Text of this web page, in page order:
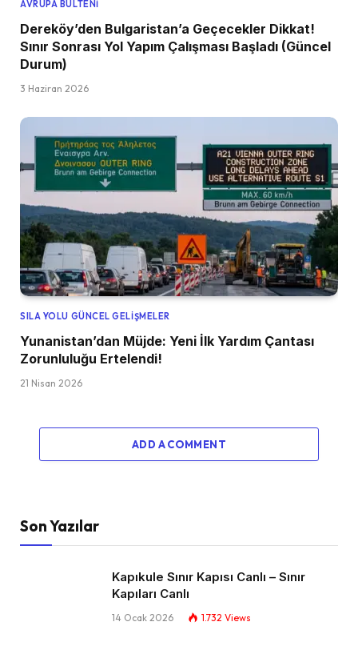
AVRUPA BÜLTENI
Dereköy’den Bulgaristan’a Geçecekler Dikkat!
Sınır Sonrası Yol Yapım Çalışması Başladı (Güncel
Durum)
3 Haziran 2026
SILA YOLU GÜNCEL GELIŞMELER
Yunanistan’dan Müjde: Yeni İlk Yardım Çantası
Zorunluluğu Ertelendi!
21 Nisan 2026
ADD A COMMENT
Son Yazılar
Kapıkule Sınır Kapısı Canlı – Sınır
Kapıları Canlı​
14 Ocak 2026 1.732 Views